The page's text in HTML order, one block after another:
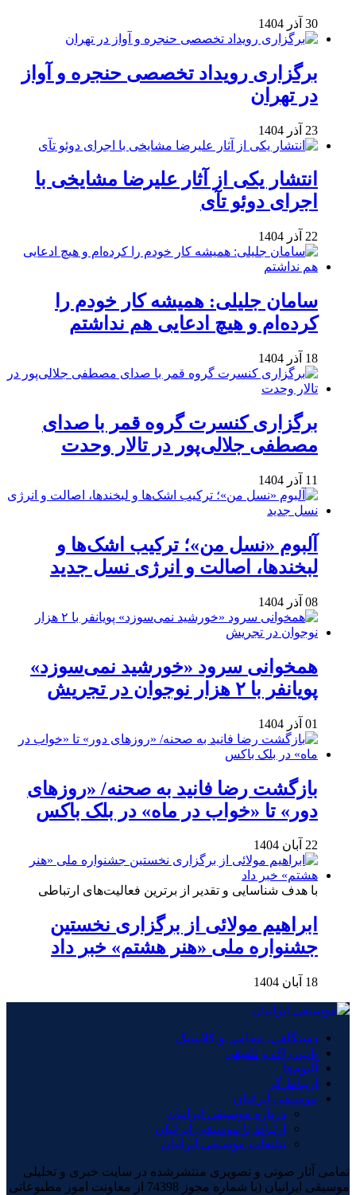
30 آذر 1404
برگزاری رویداد تخصصی حنجره و آواز
در تهران
23 آذر 1404
انتشار یکی از آثار علیرضا مشایخی با
اجرای دوئو تآی
22 آذر 1404
سامان جلیلی: همیشه کار خودم را
کرده‌ام و هیچ ادعایی هم نداشتم
18 آذر 1404
برگزاری کنسرت گروه قمر با صدای
مصطفی جلالی‌پور در تالار وحدت
11 آذر 1404
آلبوم «نسل من»؛ ترکیب اشک‌ها و
لبخندها، اصالت و انرژی نسل جدید
08 آذر 1404
همخوانی سرود «خورشید نمی‌سوزد»
پویانفر با ۲ هزار نوجوان در تجریش
01 آذر 1404
بازگشت رضا فانید به صحنه/ «روزهای
دور» تا «خواب در ماه» در بلک باکس
22 آبان 1404
با هدف شناسایی و تقدیر از برترین فعالیت‌های ارتباطی
ابراهیم مولائی از برگزاری نخستین
جشنواره ملی «هنر هشتم» خبر داد
18 آبان 1404
دستگاهی، مقامی و کلاسیک
پاپ، راک و تلفیقی
آلبوم‌ها
ارتباط گر
موسیقی ایرانیان
درباره موسیقی ایرانیان
ارتباط با موسیقی ایرانیان
تبلیغات موسیقی ایرانیان
تمامی آثار صوتی و تصویری منتشرشده در سایت خبری و تحلیلی
موسیقی ایرانیان (با شماره مجوز 74398 از معاونت امور مطبوعاتی